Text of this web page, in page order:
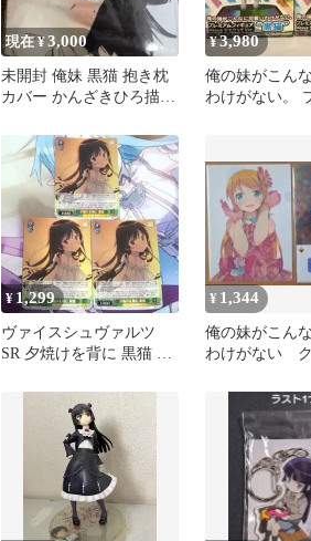
現在 ¥3,000
未開封 俺妹 黒猫 抱き枕
カバー かんざきひろ描き
¥3,980
俺の妹がこん
わけがない。
¥ 1,299
ヴァイスシュヴァルツ
SR 夕焼けを背に 黒猫 3
¥ 1,344
俺の妹がこん
わけがない ク